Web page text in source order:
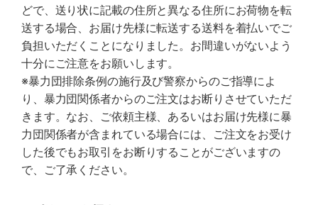
どで、送り状に記載の住所と異なる住所にお荷物を転
送する場合、お届け先様に転送する送料を着払いでご
負担いただくことになりました。お間違いがないよう
十分にご注意をお願いします。
※暴力団排除条例の施行及び警察からのご指導によ
り、暴力団関係者からのご注文はお断りさせていただ
きます。なお、ご依頼主様、あるいはお届け先様に暴
力団関係者が含まれている場合には、ご注文をお受け
した後でもお取引をお断りすることがございますの
で、ご了承ください。